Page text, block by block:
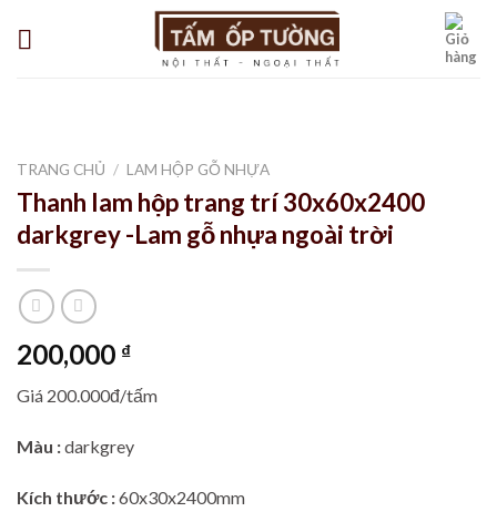
TRANG CHỦ / LAM HỘP GỖ NHỰA
Thanh lam hộp trang trí 30x60x2400
darkgrey -Lam gỗ nhựa ngoài trời
200,000 ₫
Giá 200.000đ/tấm
Màu :darkgrey
Kích thước :60x30x2400mm